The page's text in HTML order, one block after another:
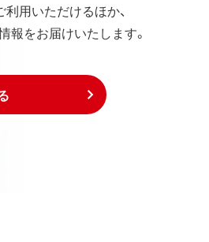
用いただけるほか、
報をお届けいたします。